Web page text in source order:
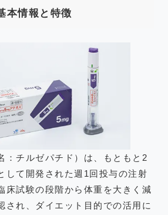
本情報と特徴
：チルゼパチド）は、もともと2
して開発された週1回投与の注射
床試験の段階から体重を大きく減
され、ダイエット目的での活用に